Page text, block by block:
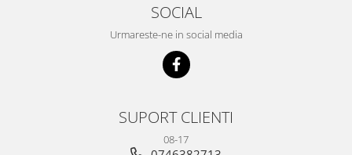
SOCIAL
Urmareste-ne in social media
SUPORT CLIENTI
08-17